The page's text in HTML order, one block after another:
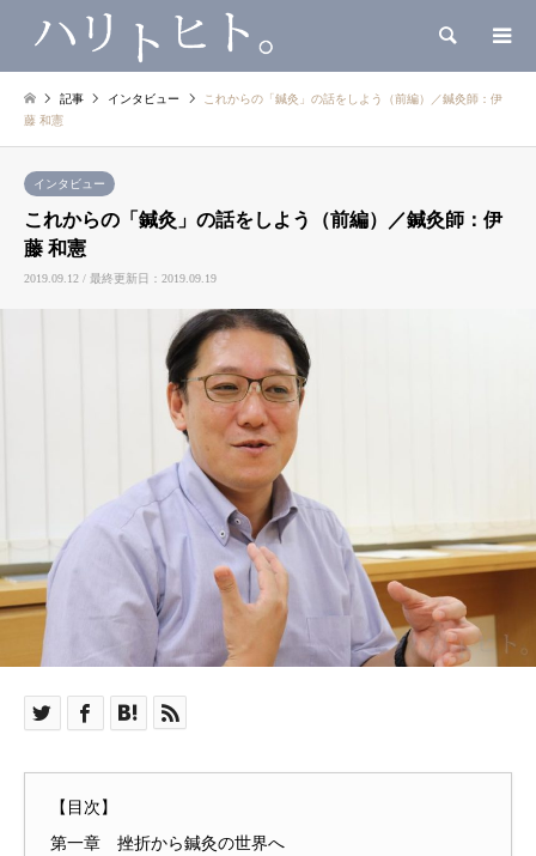
検索
記事 インタビュー
これからの「鍼灸」の話をしよう（前編）／鍼灸師：伊
藤 和憲
インタビュー
これからの「鍼灸」の話をしよう（前編）／鍼灸師：伊
藤 和憲
2019.09.12 / 最終更新日：2019.09.19
【目次】
第一章 挫折から鍼灸の世界へ